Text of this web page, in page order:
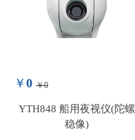
￥ 0 ￥0
YTH848 船用夜视仪(陀螺
稳像)